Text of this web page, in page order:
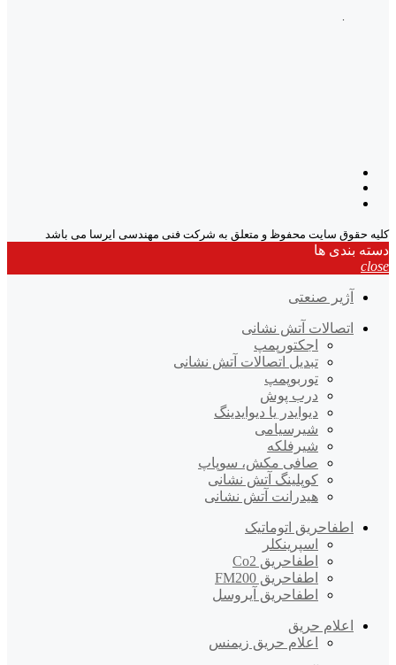
.
کلیه حقوق سایت محفوظ و متعلق به شرکت فنی مهندسی ایرسا می باشد
دسته بندی ها
close
آژیر صنعتی
اتصالات آتش نشانی
اجکتورپمپ
تبدیل اتصالات آتش نشانی
توربوپمپ
درب پوش
دیوایدر یا دیوایدینگ
شیرسیامی
شیرفلکه
صافی مکش، سوپاپ
کوپلینگ آتش نشانی
هیدرانت آتش نشانی
اطفاحریق اتوماتیک
اسپرینکلر
اطفاحریق Co2
اطفاحریق FM200
اطفاحریق آیروسل
اعلام حریق
اعلام حریق زیمنس